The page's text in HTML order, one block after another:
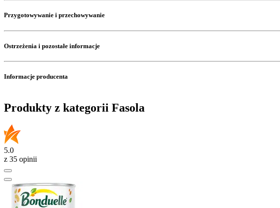
Przygotowywanie i przechowywanie
Ostrzeżenia i pozostałe informacje
Informacje producenta
Produkty z kategorii Fasola
5.0
z 35 opinii